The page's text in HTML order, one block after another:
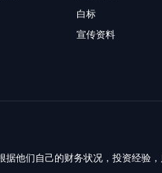
白标
宣传资料
他们自己的财务状况，投资经验